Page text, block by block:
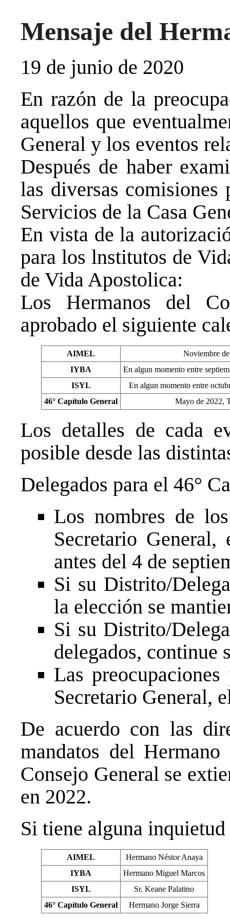
Mensaje del
19 de junio de 2020
En razón de la
aquellos que
General y los eventos
Después de haber
las diversas comisiones
Servicios de la Casa
En vista de la
para los lnstitutos de
de Vida Apostolica:
Los Hermanos del
aprobado el siguiente
AIMEL
Noviembre
IYBA
En algun momento entre
ISYL
En algun momento entre
46° Capítulo General
Mayo de 2022,
Los detalles de cada
posible desde las
Delegados para el 46°
Los nombres de
Secretario
antes del 4 de
Si su Distrito/
la elección se
Si su Distrito/
delegados, continue
Las
Secretario General,
De acuerdo con las
mandatos del
Consejo General se
en 2022.
Si tiene alguna
AIMEL
Hermano Néstor Anaya
IYBA
Hermano Miguel Marcos
ISYL
Sr. Keane Palatino
46° Capítulo General
Hermano Jorge Sierra